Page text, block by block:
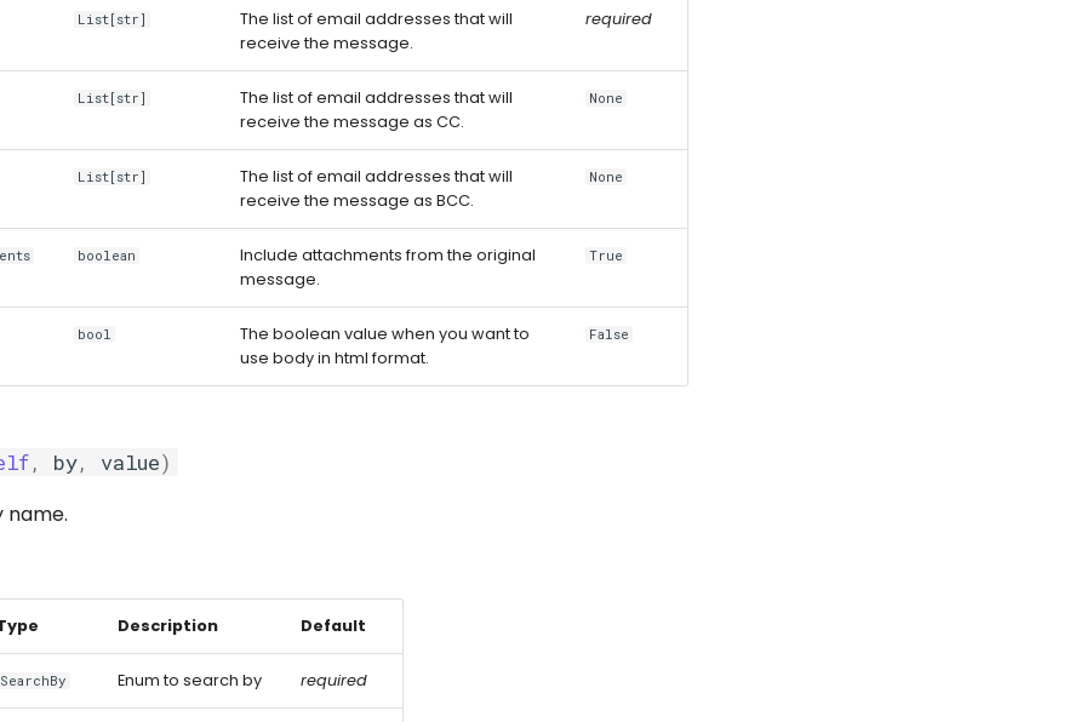
List[str]
The list of email addresses that will
receive the message.
required
List[str]
The list of email addresses that will
receive the message as CC.
None
List[str]
The list of email addresses that will
receive the message as BCC.
None
boolean
Include attachments from the original
message.
True
bool
The boolean value when you want to
use body in html format.
False
, by, value)
name.
Description Default
SearchBy Enum to search by required